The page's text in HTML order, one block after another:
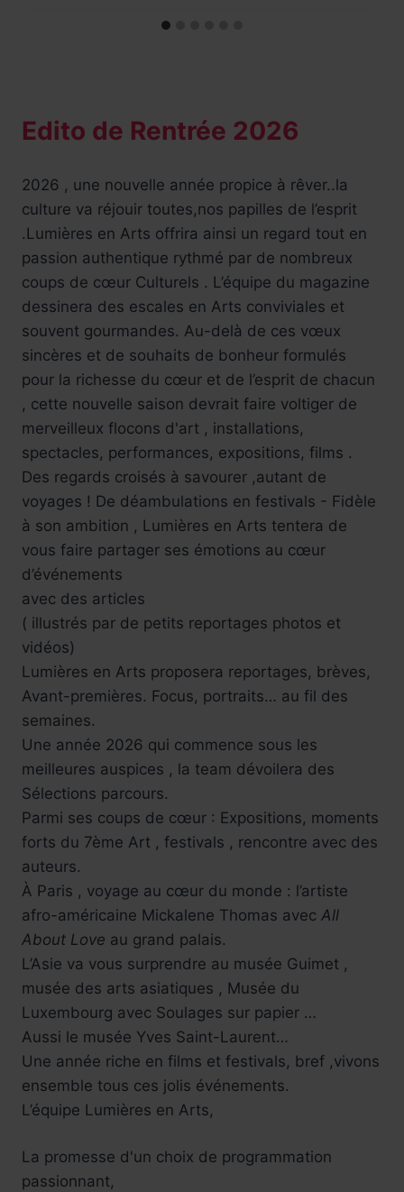
Edito de Rentrée 2026
2026 , une nouvelle année propice à rêver..la
culture va réjouir toutes,nos papilles de l’esprit
.Lumières en Arts offrira ainsi un regard tout en
passion authentique rythmé par de nombreux
coups de cœur Culturels . L’équipe du magazine
dessinera des escales en Arts conviviales et
souvent gourmandes. Au-delà de ces vœux
sincères et de souhaits de bonheur formulés
pour la richesse du cœur et de l’esprit de chacun
, cette nouvelle saison devrait faire voltiger de
merveilleux flocons d'art , installations,
spectacles, performances, expositions, films .
Des regards croisés à savourer ,autant de
voyages ! De déambulations en festivals - Fidèle
à son ambition , Lumières en Arts tentera de
vous faire partager ses émotions au cœur
d’événements
avec des articles
( illustrés par de petits reportages photos et
vidéos)
Lumières en Arts proposera reportages, brèves,
Avant-premières. Focus, portraits… au fil des
semaines.
Une année 2026 qui commence sous les
meilleures auspices , la team dévoilera des
Sélections parcours.
Parmi ses coups de cœur : Expositions, moments
forts du 7ème Art , festivals , rencontre avec des
auteurs.
À Paris , voyage au cœur du monde : l’artiste
afro-américaine Mickalene Thomas avec All
About Love au grand palais.
L’Asie va vous surprendre au musée Guimet ,
musée des arts asiatiques , Musée du
Luxembourg avec Soulages sur papier …
Aussi le musée Yves Saint-Laurent…
Une année riche en films et festivals, bref ,vivons
ensemble tous ces jolis événements.
L’équipe Lumières en Arts,
La promesse d'un choix de programmation
passionnant,